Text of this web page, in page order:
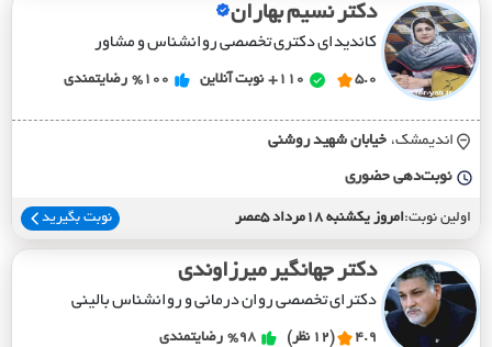
دکتر نسیم بهاران
کاندیدای دکتری تخصصی روانشناس و مشاور
5.0
110+ نوبت آنلاین %100 رضایتمندی
اندیمشک، خيابان شهيد روشني
نوبت‌دهی حضوری
اولین نوبت:امروز یکشنبه 18مرداد 5عصر نوبت بگیرید
دکتر جهانگیر میرزاوندی
دکترای تخصصی روان درمانی و روانشناس بالینی
4.9 (12 نظر) %98 رضایتمندی